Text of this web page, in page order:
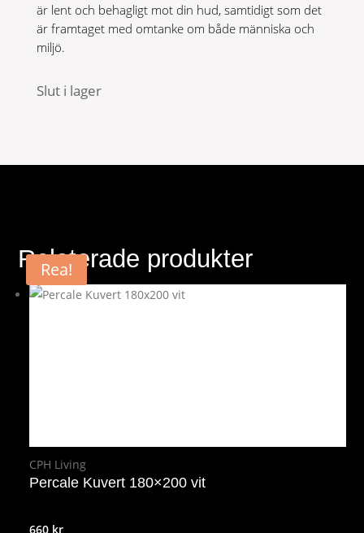
är lent och behagligt mot din hud, samtidigt som det
är framtaget med omtanke om både människa och
miljö.
Slut i lager
Relaterade produkter
CPH Living
Percale Kuvert 180×200 vit
660 kr
Rea!